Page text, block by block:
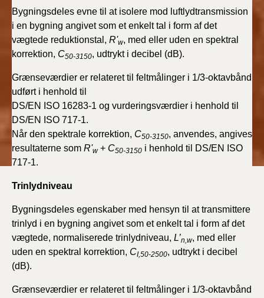
Bygningsdeles evne til at isolere mod luftlydtransmission
i en bygning angivet som et enkelt tal i form af det
vægtede reduktionstal, R'w, med eller uden en spektral
korrektion, C50-3150, udtrykt i decibel (dB).
Grænseværdier er relateret til feltmålinger i 1/3-oktavbånd
udført i henhold til
DS/EN ISO 16283-1 og vurderingsværdier i henhold til
DS/EN ISO 717-1.
Når den spektrale korrektion, C50-3150, anvendes, angives
resultaterne som R'w+ C50-3150 i henhold til DS/EN ISO
717-1.
Trinlydniveau
Bygningsdeles egenskaber med hensyn til at transmittere
trinlyd i en bygning angivet som et enkelt tal i form af det
vægtede, normaliserede trinlydniveau, L’n,w, med eller
uden en spektral korrektion, CI,50-2500, udtrykt i decibel
(dB).
Grænseværdier er relateret til feltmålinger i 1/3-oktavbånd